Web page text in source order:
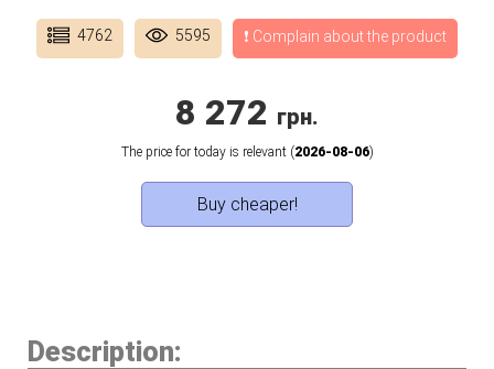
4762 5595 ❗ Complain about the product
8 272 грн.
The price for today is relevant (2026-08-06)
Buy cheaper!
Description: